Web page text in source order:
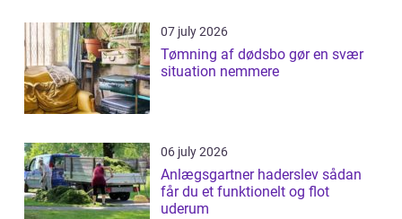
07 july 2026
Tømning af dødsbo gør en svær
situation nemmere
06 july 2026
Anlægsgartner haderslev sådan
får du et funktionelt og flot
uderum